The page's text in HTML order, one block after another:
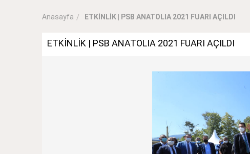
Anasayfa ETKİNLİK | PSB ANATOLIA 2021 FUARI AÇILDI
ETKİNLİK | PSB ANATOLIA 2021 FUARI AÇILDI